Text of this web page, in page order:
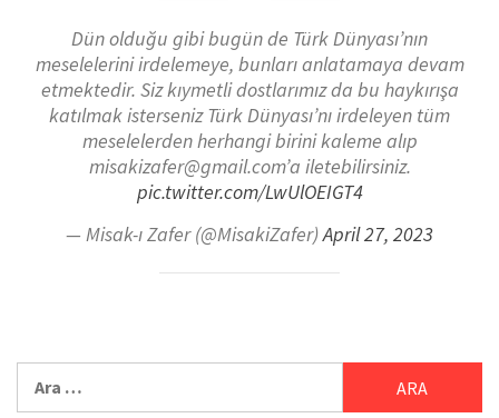
Dün olduğu gibi bugün de Türk Dünyası’nın
meselelerini irdelemeye, bunları anlatamaya devam
etmektedir. Siz kıymetli dostlarımız da bu haykırışa
katılmak isterseniz Türk Dünyası’nı irdeleyen tüm
meselelerden herhangi birini kaleme alıp
misakizafer@gmail.com’a iletebilirsiniz.
pic.twitter.com/LwUlOEIGT4
— Misak-ı Zafer (@MisakiZafer)April 27, 2023